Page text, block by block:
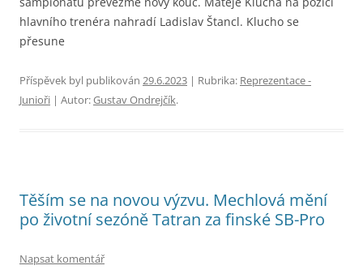
hlavního trenéra nahradí Ladislav Štancl. Klucho se
přesune
Příspěvek byl publikován 29.6.2023 | Rubrika: Reprezentace -
Junioři | Autor:Gustav Ondrejčík.
Těším se na novou výzvu. Mechlová mění
po životní sezóně Tatran za finské SB-Pro
Napsat komentář